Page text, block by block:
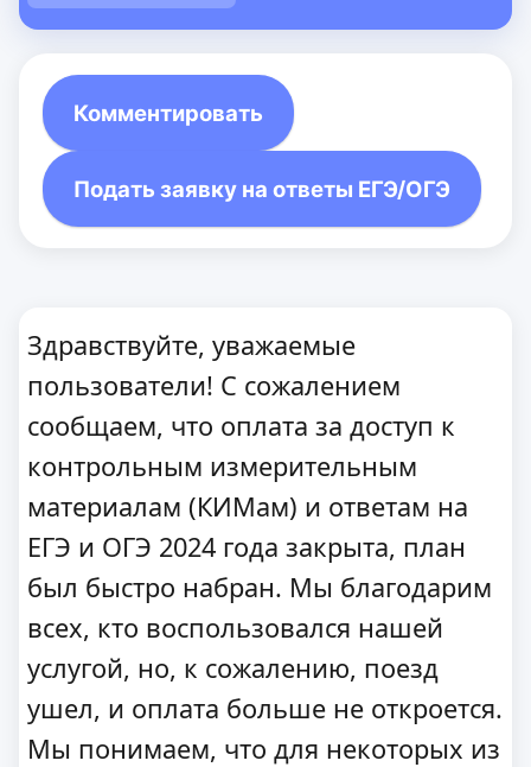
Комментировать
Подать заявку на ответы ЕГЭ/ОГЭ
Здравствуйте, уважаемые
пользователи! С сожалением
сообщаем, что оплата за доступ к
контрольным измерительным
материалам (КИМам) и ответам на
ЕГЭ и ОГЭ 2024 года закрыта, план
был быстро набран. Мы благодарим
всех, кто воспользовался нашей
услугой, но, к сожалению, поезд
ушел, и оплата больше не откроется.
Мы понимаем, что для некоторых из